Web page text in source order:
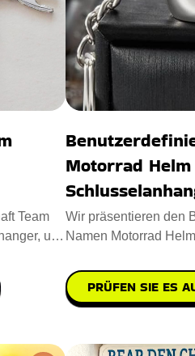
Team
um
Motorrad Helm
Wir präsentieren den
Namen Motorrad Helm
Nam
PRÜFEN SIE ES